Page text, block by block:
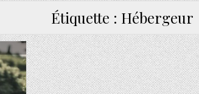
Étiquette : Hébergeur